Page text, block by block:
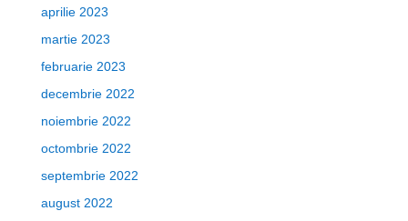
aprilie 2023
martie 2023
februarie 2023
decembrie 2022
noiembrie 2022
octombrie 2022
septembrie 2022
august 2022